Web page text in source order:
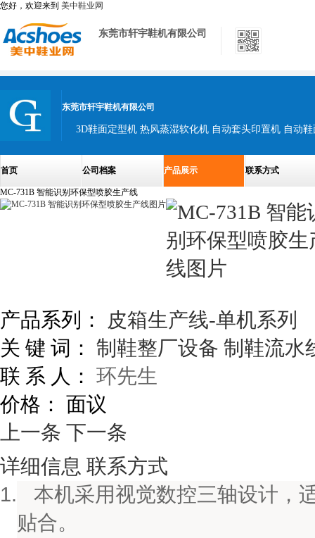
您好，欢迎来到 美中鞋业网
东莞市轩宇鞋机有限公司
东莞市轩宇鞋机有限公司
3D鞋面定型机 热风蒸湿软化机 自动套头印置机 自动
首页 公司档案 产品展示 联系方式
MC-731B 智能识别环保型喷胶生产线
产品系列：
皮箱生产线-单机系列
关 键 词： 制鞋整厂设备 制鞋流水
联 系 人： 环先生
价格： 面议
上一条 下一条
详细信息 联系方式
1. 本机采用视觉数控三轴设计，
贴合。